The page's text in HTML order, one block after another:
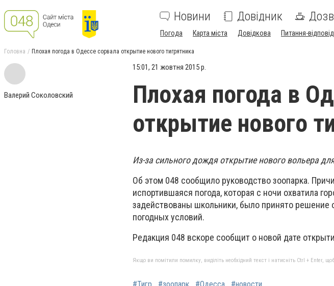
Новини Довідник
Погода Карта міста Довідкова Питання-
Головна Плохая погода в Одессе сорвала открытие нового тигрятника
Валерий Соколовский
15:01, 21 жовтня 2015 р.
Плохая погода в
открытие нового
Из-за сильного дождя открытие нового вольера
Об этом 048 сообщило руководство зоопарка.
испортившаяся погода, которая с ночи охватила
задействованы школьники, было принято решение
погодных условий.
Редакция 048 вскоре сообщит о новой дате
Якщо ви помітили помилку, виділіть необхідний текст і натисніть Ctrl + Enter,
#Тигр #зоопарк #Одесса #новости